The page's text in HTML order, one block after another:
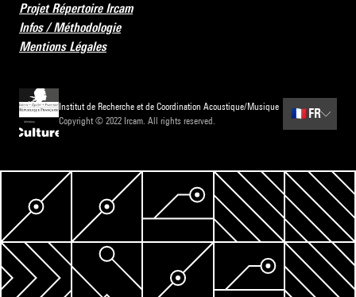
Projet Répertoire Ircam
Infos / Méthodologie
Mentions Légales
Institut de Recherche et de Coordination Acoustique/Musique
Copyright © 2022 Ircam. All rights reserved.
🇫🇷 FR